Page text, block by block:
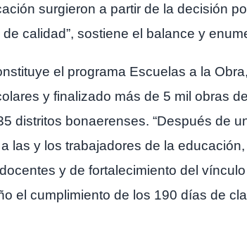
surgieron a partir de la decisión
calidad”, sostiene el balance y
el programa Escuelas a la
y finalizado más de 5 mil obras
distritos bonaerenses. “Después de
las y los trabajadores de la
y de fortalecimiento del
el cumplimiento de los 190 días de